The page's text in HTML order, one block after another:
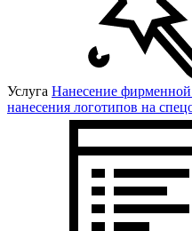
Услуга Нанесение
нанесения логотипов на